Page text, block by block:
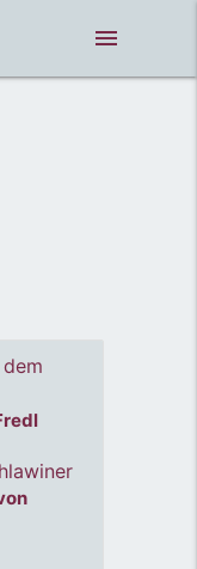
menue